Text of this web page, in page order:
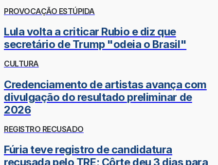
PROVOCAÇÃO ESTÚPIDA
Lula volta a criticar Rubio e diz que
secretário de Trump "odeia o Brasil"
CULTURA
Credenciamento de artistas avança com
divulgação do resultado preliminar de
2026
REGISTRO RECUSADO
Fúria teve registro de candidatura
recusada pelo TRE; Côrte deu 3 dias para